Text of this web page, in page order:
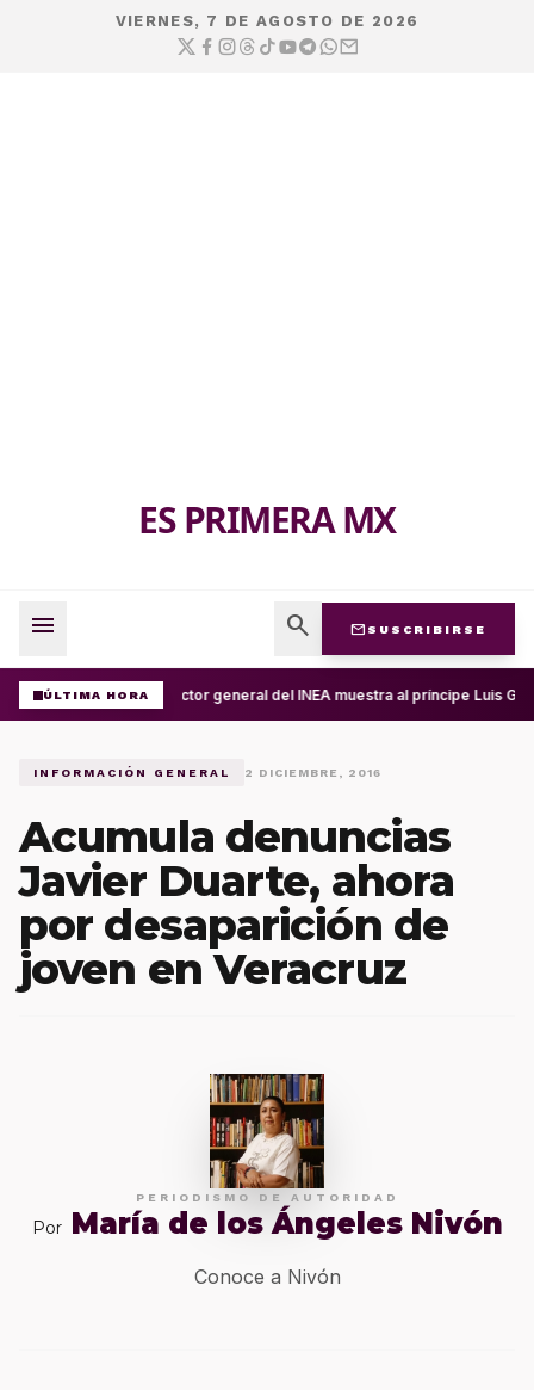
VIERNES, 7 DE AGOSTO DE 2026
ES PRIMERA MX
menu search mail SUSCRIBIRSE
ÚLTIMA HORA Director general del INEA muestra al príncipe Luis
INFORMACIÓN GENERAL 2 DICIEMBRE, 2016
Acumula denuncias
Javier Duarte, ahora
por desaparición de
joven en Veracruz
PERIODISMO DE AUTORIDAD
Por María de los Ángeles Nivón
Conoce a Nivón